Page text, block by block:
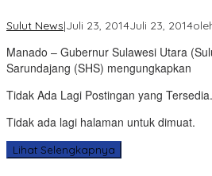
Sulut News|Juli 23, 2014Juli 23, 2014
Manado – Gubernur Sulawesi Utara
Sarundajang (SHS) mengungkapkan
Tidak Ada Lagi Postingan yang Tersedia.
Tidak ada lagi halaman untuk dimuat.
Lihat Selengkapnya